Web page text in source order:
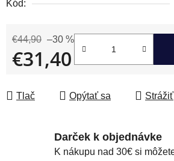
Kód:
€44,90 –30 %
€31,40
Tlač Opýtať sa Strážiť
Darček k objednávke
K nákupu nad 30€ si